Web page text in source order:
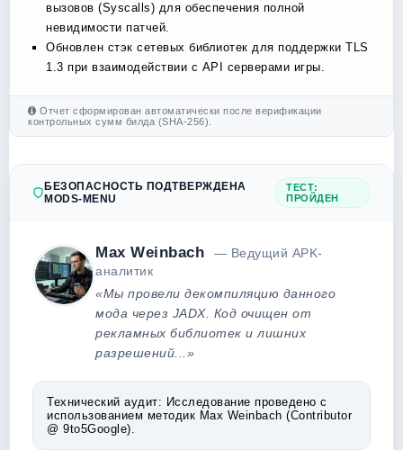
вызовов (Syscalls) для обеспечения полной
невидимости патчей.
Обновлен стэк сетевых библиотек для поддержки TLS
1.3 при взаимодействии с API серверами игры.
Отчет сформирован автоматически после верификации
контрольных сумм билда (SHA-256).
БЕЗОПАСНОСТЬ ПОДТВЕРЖДЕНА
MODS-MENU
ТЕСТ:
ПРОЙДЕН
Max Weinbach
— Ведущий APK-
аналитик
«Мы провели декомпиляцию данного
мода через JADX. Код очищен от
рекламных библиотек и лишних
разрешений...»
Технический аудит: Исследование проведено с
использованием методик Max Weinbach (Contributor
@ 9to5Google).